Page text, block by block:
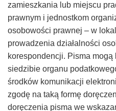
zamieszkania lub miejscu
prawnym i jednostkom
osobowości prawnej – w
prowadzenia działalności
korespondencji. Pisma
siedzibie organu
środków komunikacji
zgodę na taką formę
doręczenia pisma we